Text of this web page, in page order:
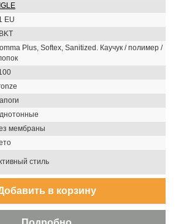
EU
Plus, Softex, Sanitized. Каучук / полимер /
мембраны
стиль